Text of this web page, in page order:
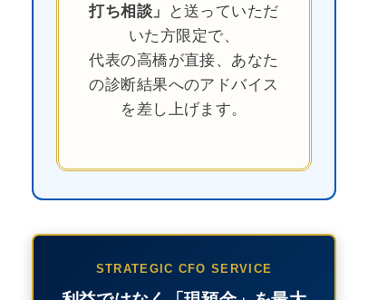
打ち相談」
と送っていただ
いた方限定で、
代表の高橋が直接、あなた
の診断結果へのアドバイス
を差し上げます。
STRATEGIC CFO SERVICE